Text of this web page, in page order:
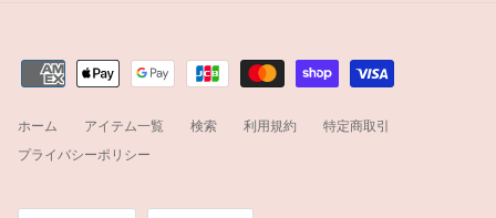
ホーム アイテム一覧 検索 利用規約
特定商取引
プライバシーポリシー